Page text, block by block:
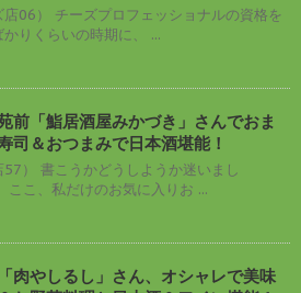
店06） チーズプロフェッショナルの資格を
りくらいの時期に、 ...
前「鮨居酒屋みかづき」さんでおま
司＆おつまみで日本酒堪能！
57） 書こうかどうしようか迷いまし
ここ、私だけのお気に入りお ...
肉やしるし」さん、オシャレで美味